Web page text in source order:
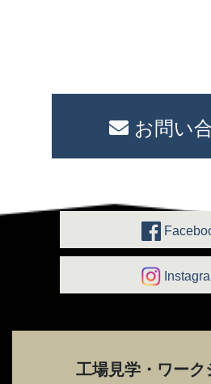
お問い
工場見学・ワーク